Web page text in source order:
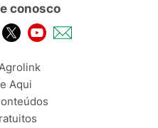
conosco
Aqui